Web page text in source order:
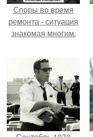
Споры во время
ремонта - ситуация
знакомая многим.